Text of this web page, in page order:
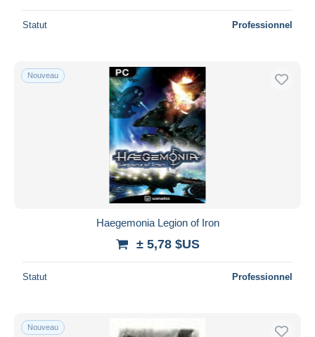
Statut Professionnel
Nouveau
Haegemonia Legion of Iron
± 5,78 $US
Statut Professionnel
Nouveau